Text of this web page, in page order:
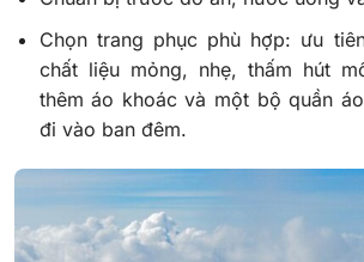
Chọn trang phục phù hợp: ưu
chất liệu mỏng, nhẹ, thấm hút
thêm áo khoác và một bộ quần
đi vào ban đêm.